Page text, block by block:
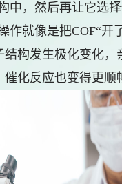
中，然后再让它选
作就像是把COF“开
结构发生极化变化，
化反应也变得更顺